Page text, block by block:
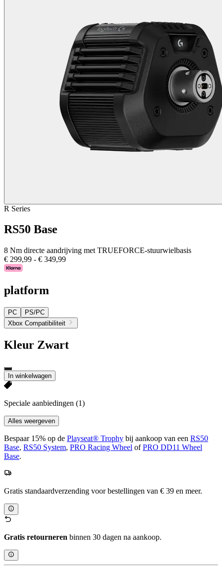
R Series
RS50 Base
8 Nm directe aandrijving met TRUEFORCE-stuurwielbasis
€ 299,99 - € 349,99
platform
PC
PS/PC
Xbox Compatibiliteit
Kleur Zwart
In winkelwagen
Speciale aanbiedingen (1)
Alles weergeven
Bespaar 15% op de Playseat® Trophy bij aankoop van een RS50
Base, RS50 System, PRO Racing Wheel ofPRO DD11 Wheel
Base.
Gratis standaardverzending voor bestellingen van € 39 en meer.
Gratis retourneren binnen 30 dagen na aankoop.